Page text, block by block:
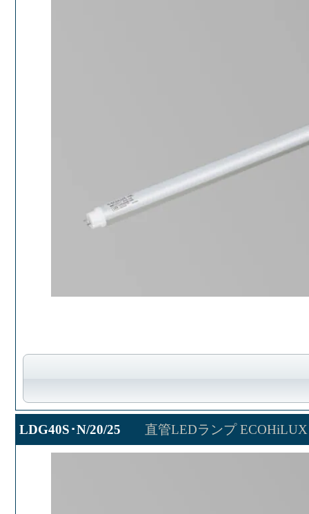
LDG40S･N/20/25 直管LEDランプ